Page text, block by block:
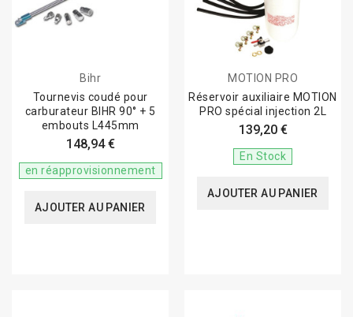
Bihr
Tournevis coudé pour
carburateur BIHR 90° + 5
embouts L445mm
148,94 €
en réapprovisionnement
AJOUTER AU PANIER
MOTION PRO
Réservoir auxiliaire MOTION
PRO spécial injection 2L
139,20 €
En Stock
AJOUTER AU PANIER